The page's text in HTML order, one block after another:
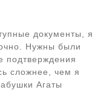
документы, я
Нужны были
подтверждения
сложнее, чем я
Агаты